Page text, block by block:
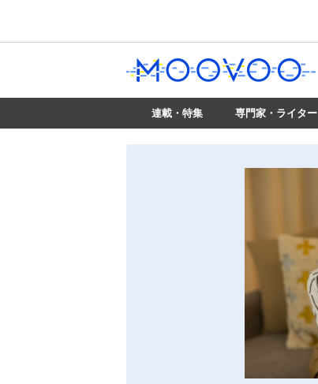
連載・特集 専門家・ライター